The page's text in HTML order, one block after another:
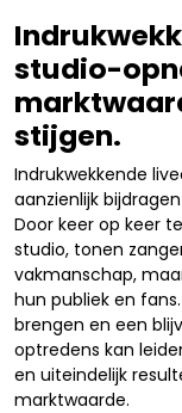
studio-
stijgen.
Indrukwekkende
aanzienlijk
Door keer op keer
studio, tonen
vakmanschap,
hun publiek en
brengen en een
optredens kan
en uiteindelijk
marktwaarde.